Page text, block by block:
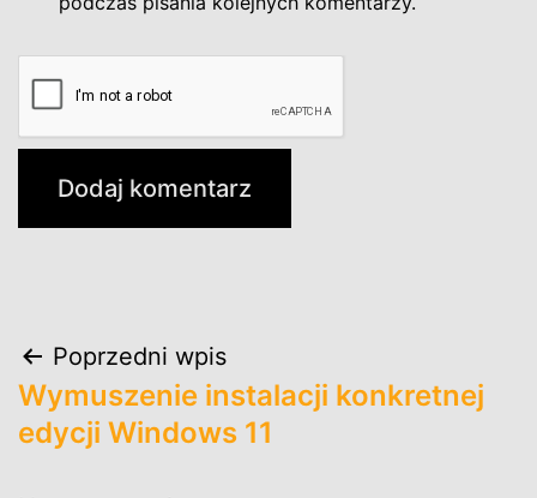
Nawigacja
wpisu
Poprzedni wpis
Wymuszenie instalacji konkretnej
edycji Windows 11